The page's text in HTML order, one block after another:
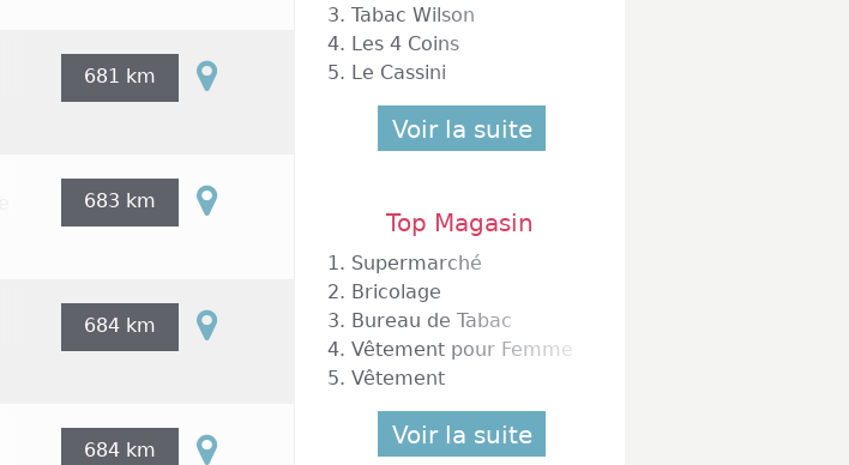
681 km
683 km
684 km
684 km
3. Tabac Wilson
4. Les 4 Coins
5. Le Cassini
Voir la suite
Top Magasin
1. Supermarché
2. Bricolage
3. Bureau de Tabac
4. Vêtement pour Femme
5. Vêtement
Voir la suite